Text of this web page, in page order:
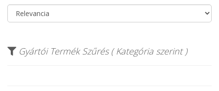
Gyártói Termék Szűrés ( Kategória szerint )